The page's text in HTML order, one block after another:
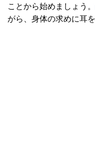
ことから始めましょう。
がら、身体の求めに耳